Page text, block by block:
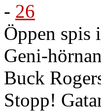
- 26
Öppen spis
Geni-hörnan
Buck
Stopp!